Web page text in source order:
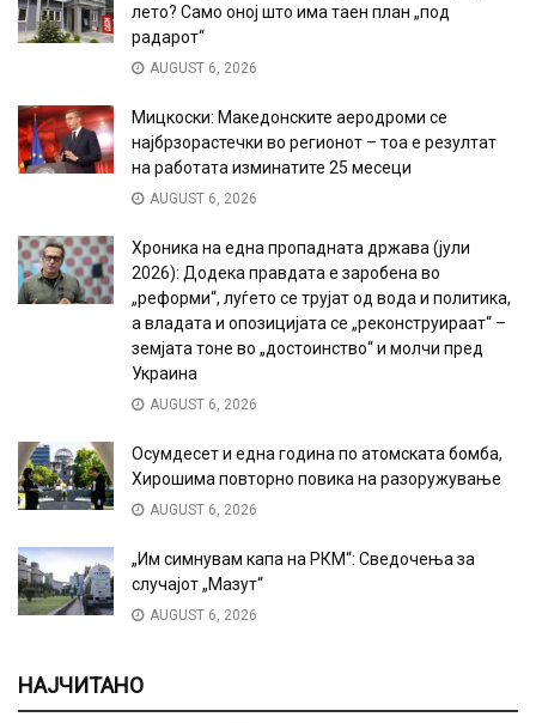
лето? Само оној што има таен план „под
радарот“
AUGUST 6, 2026
Мицкоски: Македонските аеродроми се
најбрзорастечки во регионот – тоа е резултат
на работата изминатите 25 месеци
AUGUST 6, 2026
Хроника на една пропадната држава (јули
2026): Додека правдата е заробена во
„реформи“, луѓето се трујат од вода и политика,
а владата и опозицијата се „реконструираат“ –
земјата тоне во „достоинство“ и молчи пред
Украина
AUGUST 6, 2026
Осумдесет и една година по атомската бомба,
Хирошима повторно повика на разоружување
AUGUST 6, 2026
„Им симнувам капа на РКМ“: Сведочења за
случајот „Мазут“
AUGUST 6, 2026
НАЈЧИТАНО